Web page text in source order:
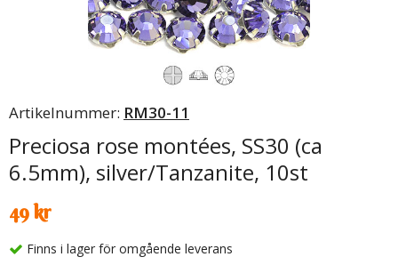
Artikelnummer: RM30-11
Preciosa rose montées, SS30 (ca
6.5mm), silver/Tanzanite, 10st
49 kr
Finns i lager för omgående leverans